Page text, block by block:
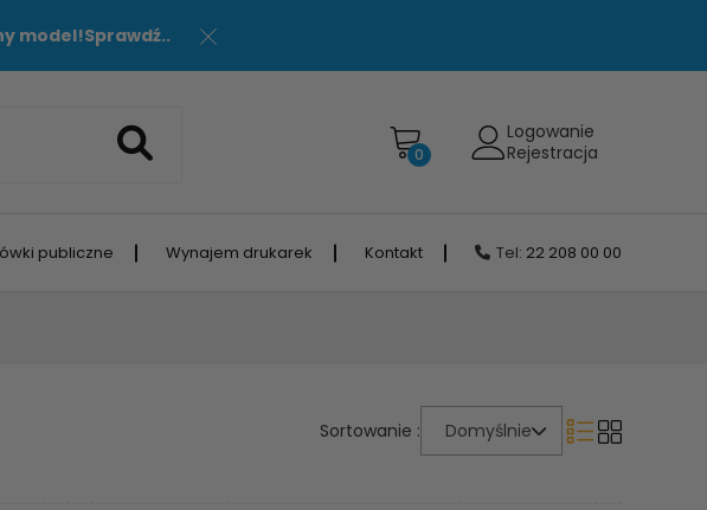
model!Sprawdź..
0
Logowanie
Rejestracja
publiczne Wynajem drukarek Kontakt Tel: 22 208 00 00
Sortowanie : Domyślnie